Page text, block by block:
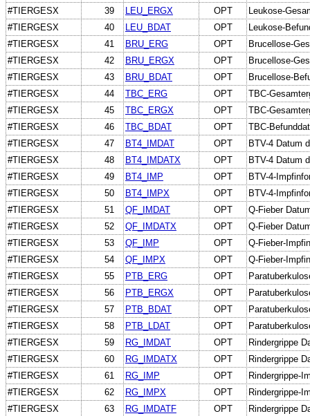
#TIERGESX
39 LEU_ERGX OPT
Leukose-
#TIERGESX
40 LEU_BDAT OPT
Leukose-
#TIERGESX
41 BRU_ERG OPT
Brucellose-
#TIERGESX
42 BRU_ERGX OPT
Brucellose-
#TIERGESX
43 BRU_BDAT OPT
Brucellose-
#TIERGESX
44 TBC_ERG OPT
TBC-
#TIERGESX
45 TBC_ERGX OPT
TBC-
#TIERGESX
46 TBC_BDAT OPT
TBC-
#TIERGESX
47 BT4_IMDAT OPT
BTV-4 Datum
#TIERGESX
48 BT4_IMDATX OPT
BTV-4 Datum
#TIERGESX
49 BT4_IMP OPT
BTV-4-
#TIERGESX
50 BT4_IMPX OPT
BTV-4-
#TIERGESX
51 QF_IMDAT OPT
Q-Fieber
#TIERGESX
52 QF_IMDATX OPT
Q-Fieber
#TIERGESX
53 QF_IMP OPT
Q-Fieber-
#TIERGESX
54 QF_IMPX OPT
Q-Fieber-
#TIERGESX
55 PTB_ERG OPT
#TIERGESX
56 PTB_ERGX OPT
#TIERGESX
57 PTB_BDAT OPT
#TIERGESX
58 PTB_LDAT OPT
#TIERGESX
59 RG_IMDAT OPT
Rindergrippe
#TIERGESX
60 RG_IMDATX OPT
Rindergrippe
#TIERGESX
61 RG_IMP OPT
Rindergrippe-
#TIERGESX
62 RG_IMPX OPT
Rindergrippe-
#TIERGESX
63 RG_IMDATF OPT
Rindergrippe